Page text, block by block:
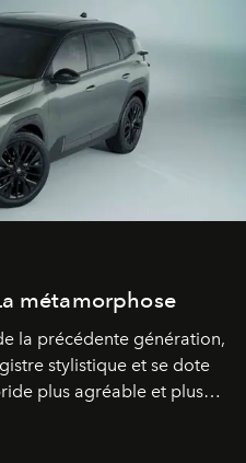
métamorphose
la précédente génération,
stylistique et se dote
plus agréable et plus
nouveau C5 Aircross a